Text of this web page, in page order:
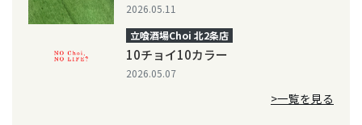
2026.05.11
立喰酒場Choi 北2条店
10チョイ10カラー
2026.05.07
>一覧を見る